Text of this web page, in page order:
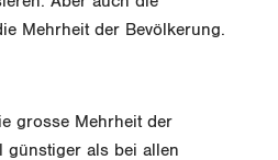
Mehrheit der Bevölkerung.
grosse Mehrheit der
günstiger als bei allen